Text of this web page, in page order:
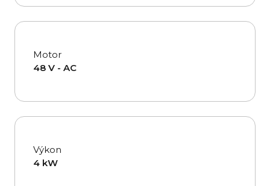
Motor
48 V - AC
Výkon
4 kW